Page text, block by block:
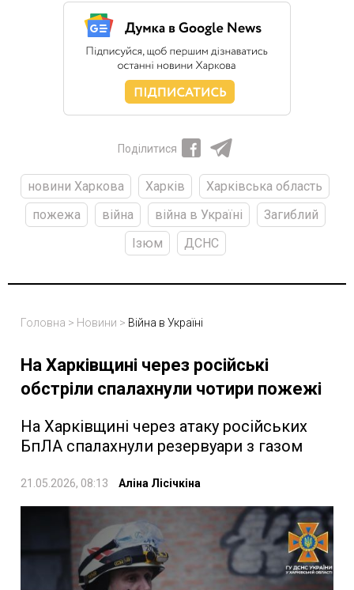
Поділитися
новини Харкова Харків
Харківська область
пожежа
війна війна в Україні
Загиблий
Ізюм
ДСНС
Головна > Новини > Війна в Україні
На Харківщині через російські
обстріли спалахнули чотири пожежі
На Харківщині через атаку російських
БпЛА спалахнули резервуари з газом
21.05.2026, 08:13 Аліна Лісічкіна